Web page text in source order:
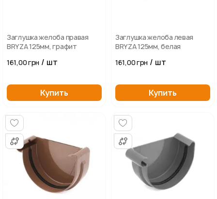
Заглушка желоба правая
BRYZA 125мм, графит
161,00 грн / шт
Купить
Заглушка желоба левая
BRYZA 125мм, белая
161,00 грн / шт
Купить